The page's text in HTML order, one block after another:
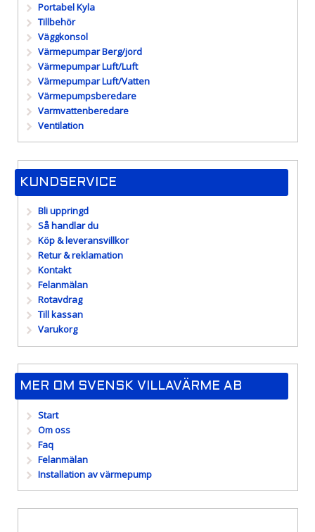
Portabel Kyla
Tillbehör
Väggkonsol
Värmepumpar Berg/jord
Värmepumpar Luft/Luft
Värmepumpar Luft/Vatten
Värmepumpsberedare
Varmvattenberedare
Ventilation
KUNDSERVICE
Bli uppringd
Så handlar du
Köp & leveransvillkor
Retur & reklamation
Kontakt
Felanmälan
Rotavdrag
Till kassan
Varukorg
MER OM SVENSK VILLAVÄRME AB
Start
Om oss
Faq
Felanmälan
Installation av värmepump